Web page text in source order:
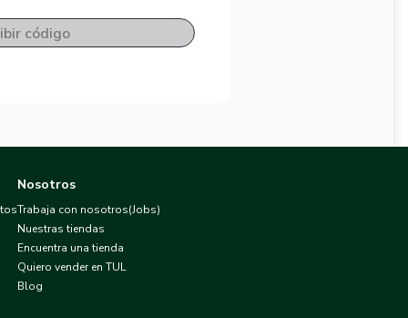
código
Nosotros
Trabaja con nosotros(Jobs)
Nuestras tiendas
Encuentra una tienda
Quiero vender en TUL
Blog